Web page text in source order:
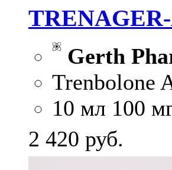
Gerth
Trenbolone
10 мл 100
2 420 руб.